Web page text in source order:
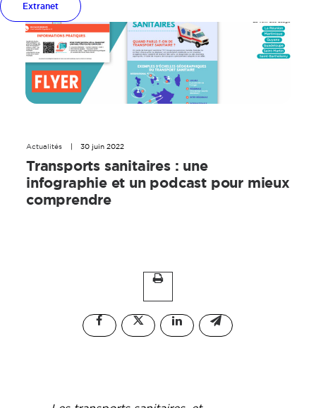
Extranet
Actualités 30 juin 2022
Transports sanitaires : une
infographie et un podcast pour mieux
comprendre